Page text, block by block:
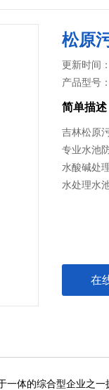
松原
更新时间
产品型号
简单描述
吉林松原
专业水池
水酸碱处
水处理水
在
一体的综合型企业之